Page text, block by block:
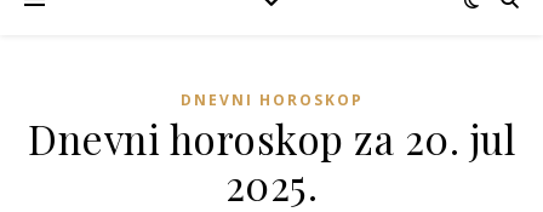
DNEVNI HOROSKOP
Dnevni horoskop za 20. jul
2025.